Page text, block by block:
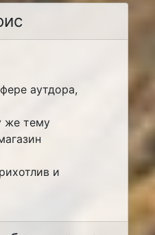
аутдора,
же тему
и